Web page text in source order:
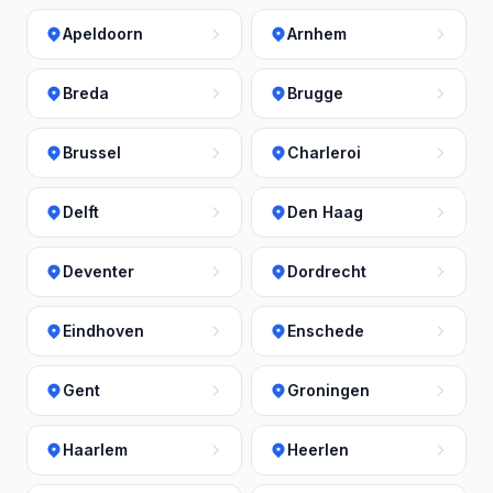
Apeldoorn Arnhem
Breda Brugge
Brussel Charleroi
Delft Den Haag
Deventer Dordrecht
Eindhoven Enschede
Gent Groningen
Haarlem Heerlen